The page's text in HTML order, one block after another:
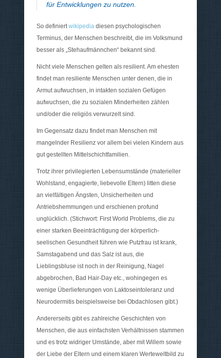
für Entwicklungen zu nutzen.
So definiertwikipedia diesen psychologischen
Terminus, der Menschen beschreibt, die im Volksmund
besser als „Stehaufmännchen“ bekannt sind.
Nicht viele Menschen gelten als resilient. Am ehesten
findet man resiliente Menschen unter denen, die in
Armut aufwuchsen, in intakten sozialen Gefügen
aufwuchsen, die zu sozialen Minderheiten zählen
und/oder die religiös verwurzelt sind.
Im Gegensatz dazu findet man Menschen mit
mangelnder Resilienz vor allem bei vielen Kindern aus
gut gestellten Mittelschichtfamilien.
Trotz ihrer privilegierten Lebensumstände (materieller
Wohlstand, engagierte, liebevolle Eltern) litten diese
an vielfältigen Ängsten, Unsicherheiten und
Antriebshemmungen und erschienen profund
unglücklich. (Stichwort: First World Problems, die zu
einer starken Beeinträchtigung der körperlich-
seelischen Gesundheit führen wie Putzfrau ist krank,
Samstagabend und das Salz ist aus, die
Lieblingsbluse ist noch in der Reinigung, Nagel
abgebrochen, Bad Hair-Day etc., wohingegen es
wenige Überlieferungen von Laktoseintoleranz und
Neurodermitis beispielsweise bei Obdachlosen gibt.)
Andererseits gibt es zahlreiche Geschichten von
Menschen, die aus einfachsten Verhältnissen stammen
und es trotz widriger Umstände, aber mit Willem sowie
der Liebe der Eltern und einem klaren Werteweltbild zu